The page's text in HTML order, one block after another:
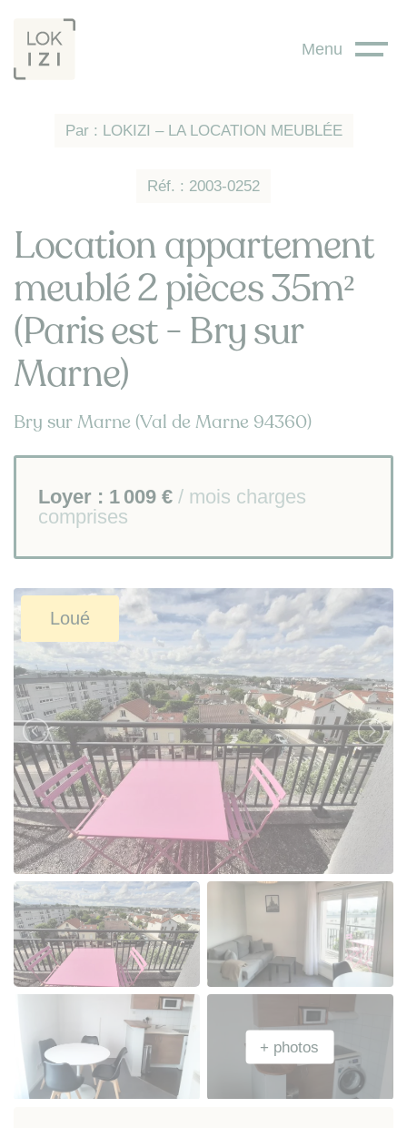
Menu
Réf. : 2003-0252
Par : LOKIZI – LA LOCATION MEUBLÉE
Location appartement
meublé 2 pièces 35m²
(Paris est - Bry sur
Marne)
Bry sur Marne (Val de Marne 94360)
Loyer : 1 009 € / mois charges
comprises
Loué